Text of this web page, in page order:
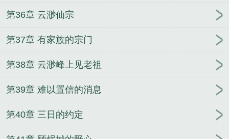
第36章 云渺仙宗
第37章 有家族的宗门
第38章 云渺峰上见老祖
第39章 难以置信的消息
第40章 三日的约定